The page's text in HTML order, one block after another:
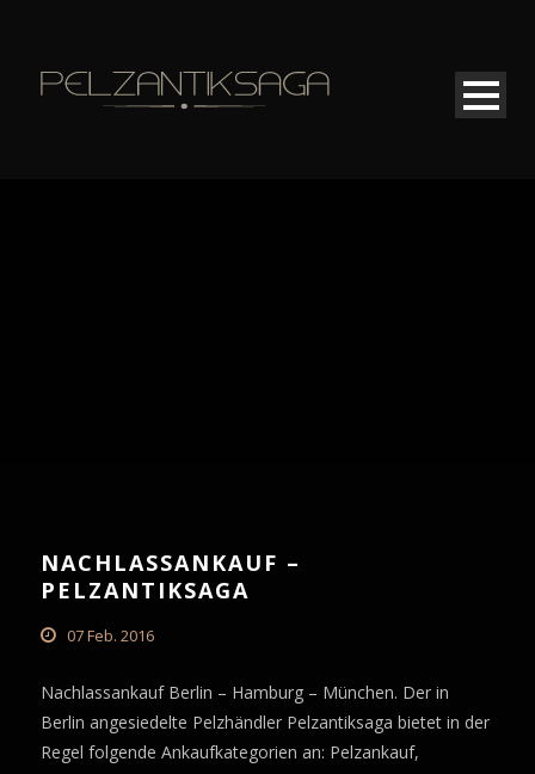
NACHLASSANKAUF –
PELZANTIKSAGA
07 Feb. 2016
Nachlassankauf Berlin – Hamburg – München. Der in
Berlin angesiedelte Pelzhändler Pelzantiksaga bietet in der
Regel folgende Ankaufkategorien an: Pelzankauf,